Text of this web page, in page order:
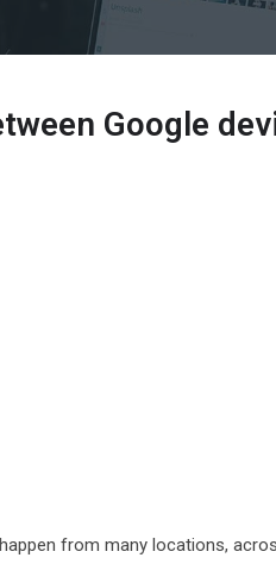
Google
from many locations,